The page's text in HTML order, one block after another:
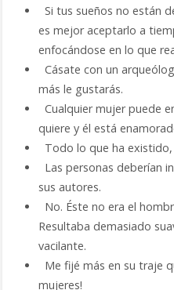
Si tus sueños no están
es mejor aceptarlo a
enfocándose en lo que
Cásate con un
más le gustarás.
Cualquier mujer puede
quiere y él está
Todo lo que ha
Las personas deberían
sus autores.
No. Éste no era el
Resultaba demasiado
vacilante.
Me fijé más en su traje
mujeres!